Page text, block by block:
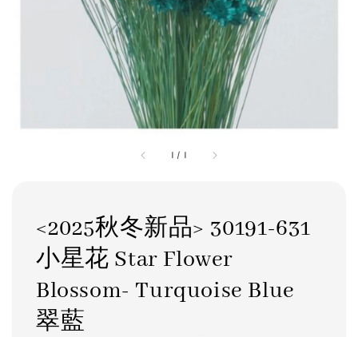
1 / 1
<2025秋冬新品> 30191-631
小星花 Star Flower
Blossom- Turquoise Blue
翠藍